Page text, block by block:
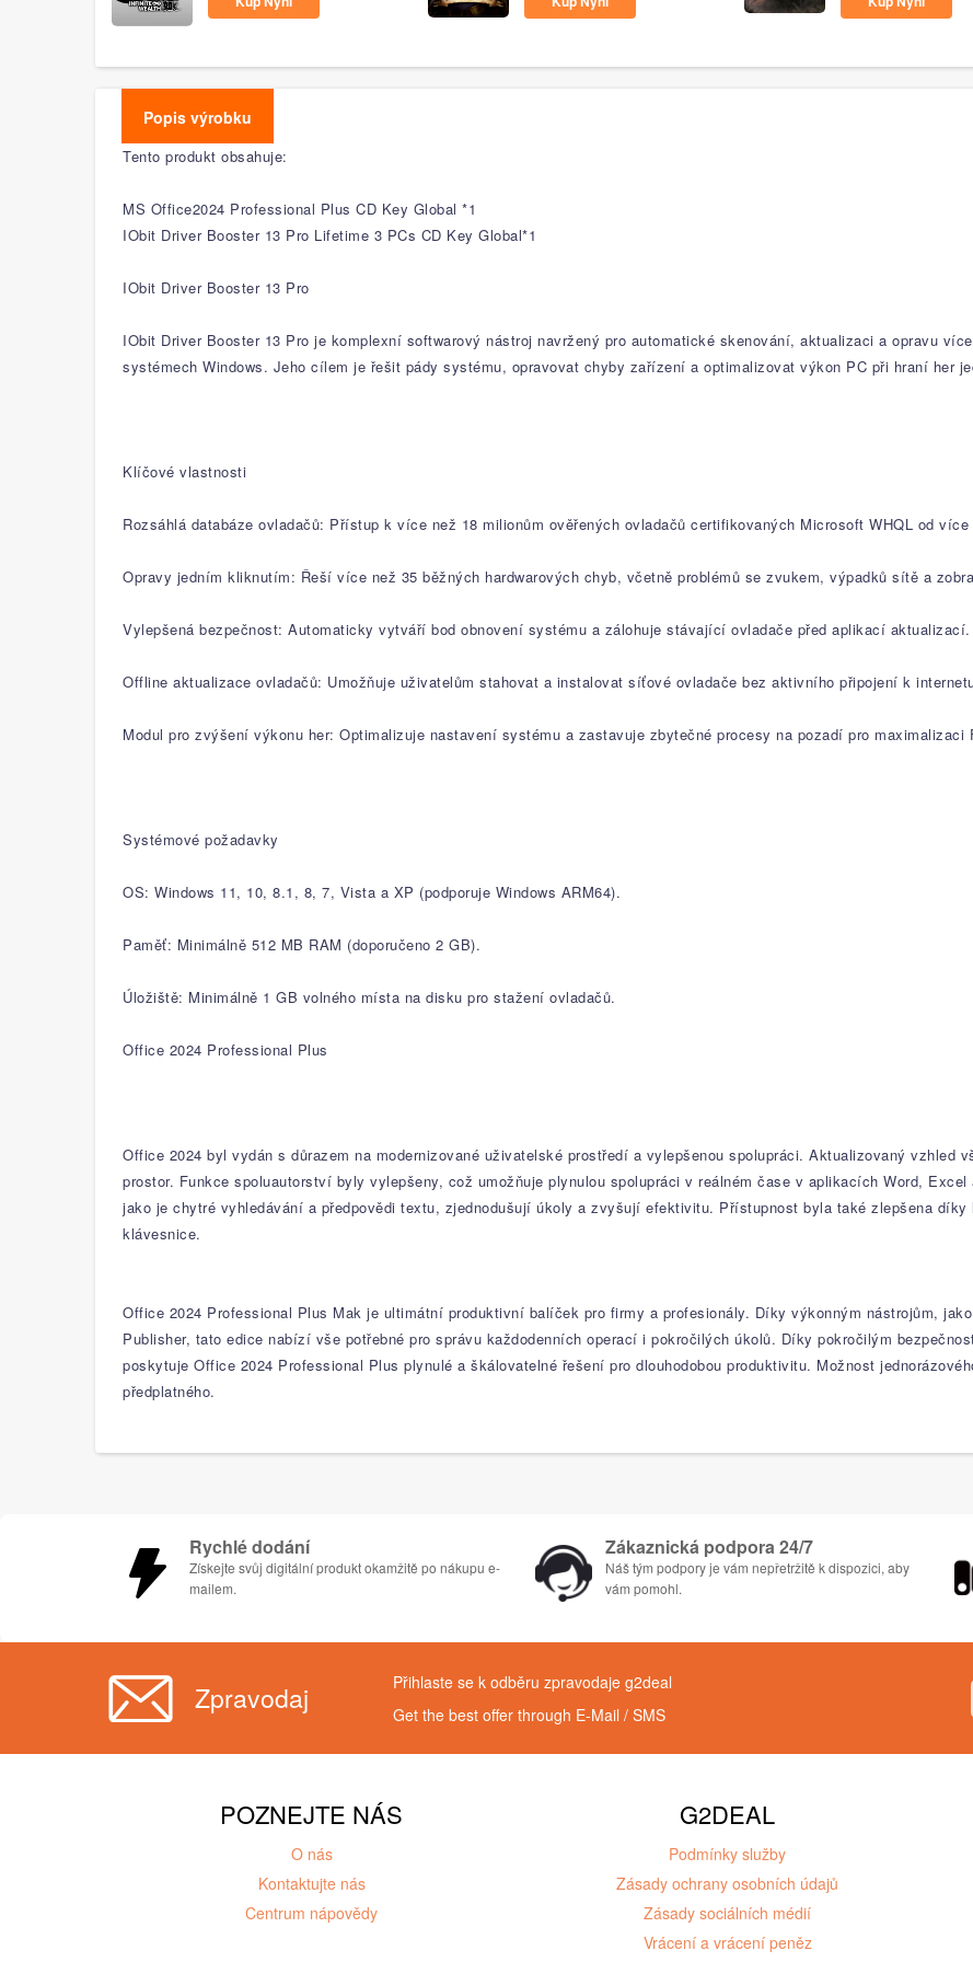
Popis výrobku
Tento produkt obsahuje:
MS Office2024 Professional Plus CD Key Global *1
IObit Driver Booster 13 Pro Lifetime 3 PCs CD Key Global*1
IObit Driver Booster 13 Pro
IObit Driver Booster 13 Pro je komplexní softwarový nástroj navržený pro automatické skenování, aktualizaci a opravu
systémech Windows. Jeho cílem je řešit pády systému, opravovat chyby zařízení a optimalizovat výkon PC při hraní her
Klíčové vlastnosti
Rozsáhlá databáze ovladačů: Přístup k více než 18 milionům ověřených ovladačů certifikovaných Microsoft WHQL od
Opravy jedním kliknutím: Řeší více než 35 běžných hardwarových chyb, včetně problémů se zvukem, výpadků sítě a
Vylepšená bezpečnost: Automaticky vytváří bod obnovení systému a zálohuje stávající ovladače před aplikací aktualizací.
Offline aktualizace ovladačů: Umožňuje uživatelům stahovat a instalovat síťové ovladače bez aktivního připojení k
Modul pro zvýšení výkonu her: Optimalizuje nastavení systému a zastavuje zbytečné procesy na pozadí pro maximalizaci
Systémové požadavky
OS: Windows 11, 10, 8.1, 8, 7, Vista a XP (podporuje Windows ARM64).
Paměť: Minimálně 512 MB RAM (doporučeno 2 GB).
Úložiště: Minimálně 1 GB volného místa na disku pro stažení ovladačů.
Office 2024 Professional Plus
Office 2024 byl vydán s důrazem na modernizované uživatelské prostředí a vylepšenou spolupráci. Aktualizovaný
prostor. Funkce spoluautorství byly vylepšeny, což umožňuje plynulou spolupráci v reálném čase v aplikacích Word,
jako je chytré vyhledávání a předpovědi textu, zjednodušují úkoly a zvyšují efektivitu. Přístupnost byla také zlepšena
klávesnice.
Office 2024 Professional Plus Mak je ultimátní produktivní balíček pro firmy a profesionály. Díky výkonným nástrojům,
Publisher, tato edice nabízí vše potřebné pro správu každodenních operací i pokročilých úkolů. Díky pokročilým
poskytuje Office 2024 Professional Plus plynulé a škálovatelné řešení pro dlouhodobou produktivitu. Možnost
předplatného.
Rychlé dodání
Získejte svůj digitální produkt okamžitě po nákupu e-
mailem.
Zákaznická podpora 24/7
Náš tým podpory je vám nepřetržitě k dispozici, aby
vám pomohl.
Zpravodaj
Přihlaste se k odběru zpravodaje g2deal
Get the best offer through E-Mail / SMS
POZNEJTE NÁS
O nás
Kontaktujte nás
Centrum nápovědy
G2DEAL
Podmínky služby
Zásady ochrany osobních údajů
Zásady sociálních médií
Vrácení a vrácení peněz